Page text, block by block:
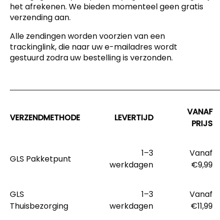
het afrekenen. We bieden momenteel geen gratis
verzending aan.
Alle zendingen worden voorzien van een
trackinglink, die naar uw e-mailadres wordt
gestuurd zodra uw bestelling is verzonden.
VERZENDMETHODE LEVERTIJD
VANAF
PRIJS
GLS Pakketpunt
1–3
werkdagen
Vanaf
€9,99
GLS
Thuisbezorging
1–3
werkdagen
Vanaf
€11,99